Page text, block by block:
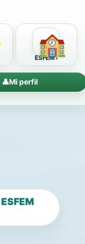
🏫
ESFEM
👤Mi perfil